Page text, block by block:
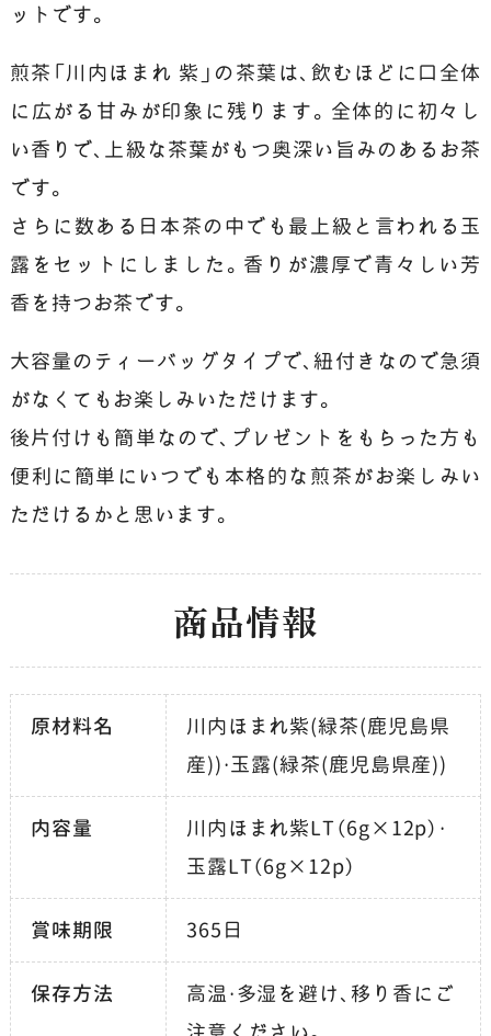
ットです。
煎茶「川内ほまれ 紫」の茶葉は、飲むほどに口全体
に広がる甘みが印象に残ります。全体的に初々し
い香りで、上級な茶葉がもつ奥深い旨みのあるお茶
です。
さらに数ある日本茶の中でも最上級と言われる玉
露をセットにしました。香りが濃厚で青々しい芳
香を持つお茶です。
大容量のティーバッグタイプで、紐付きなので急須
がなくてもお楽しみいただけます。
後片付けも簡単なので、プレゼントをもらった方も
便利に簡単にいつでも本格的な煎茶がお楽しみい
ただけるかと思います。
商品情報
原材料名
川内ほまれ紫(緑茶(鹿児島県
産))・玉露(緑茶(鹿児島県産))
内容量
川内ほまれ紫LT（6g×12p）・
玉露LT（6g×12p）
賞味期限 365日
保存方法
高温・多湿を避け、移り香にご